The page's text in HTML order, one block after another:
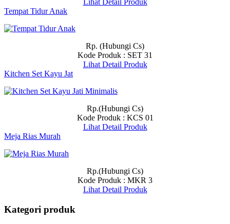
Tempat Tidur Anak
Rp. (Hubungi Cs)
Kode Produk : SET 31
Lihat Detail Produk
Kitchen Set Kayu Jat
Rp.(Hubungi Cs)
Kode Produk : KCS 01
Lihat Detail Produk
Meja Rias Murah
Rp.(Hubungi Cs)
Kode Produk : MKR 3
Lihat Detail Produk
Kategori produk